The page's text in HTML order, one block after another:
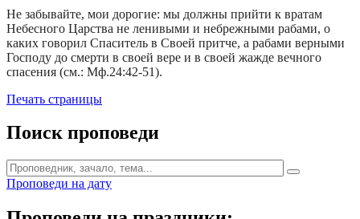
Не забывайте, мои дорогие: мы должны прийти к вратам
Небесного Царства не ленивыми и небрежными рабами, о
каких говорил Спаситель в Своей притче, а рабами верными
Господу до смерти в своей вере и в своей жажде вечного
спасения (см.: Мф.24:42-51).
Печать страницы
Поиск проповеди
Проповеди на дату